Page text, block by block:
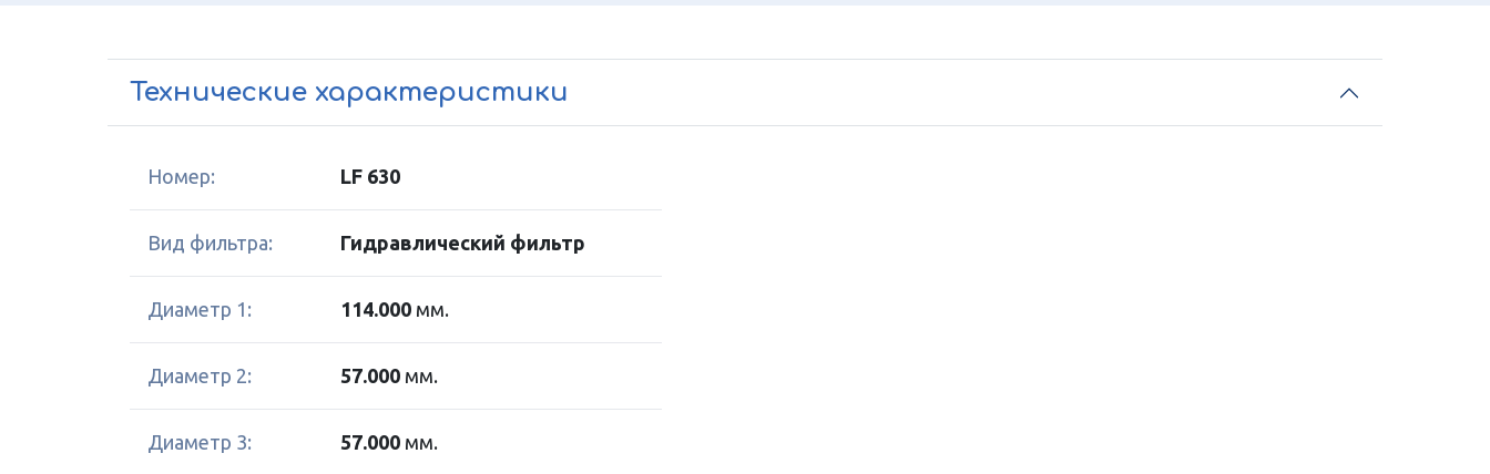
Технические характеристики
Номер: LF 630
Вид фильтра: Гидравлический фильтр
Диаметр 1: 114.000 мм.
Диаметр 2: 57.000 мм.
Диаметр 3: 57.000 мм.